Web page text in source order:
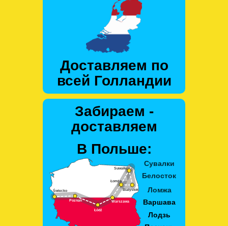
Доставляем по
всей Голландии
Забираем -
доставляем
В Польше: